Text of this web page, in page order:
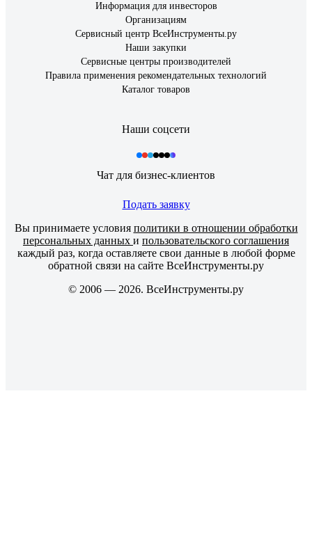
Информация для инвесторов
Организациям
Сервисный центр ВсеИнструменты.ру
Наши закупки
Сервисные центры производителей
Правила применения рекомендательных технологий
Каталог товаров
Наши соцсети
Чат для бизнес-клиентов
Подать заявку
Вы принимаете условия политики в отношении обработки
персональных данных и пользовательского соглашения
каждый раз, когда оставляете свои данные в любой форме
обратной связи на сайте ВсеИнструменты.ру
© 2006 — 2026. ВсеИнструменты.ру